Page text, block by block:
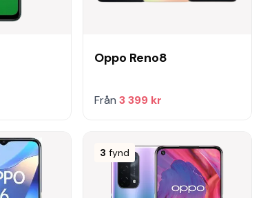
Oppo Reno8
Från 3 399 kr
3 fynd